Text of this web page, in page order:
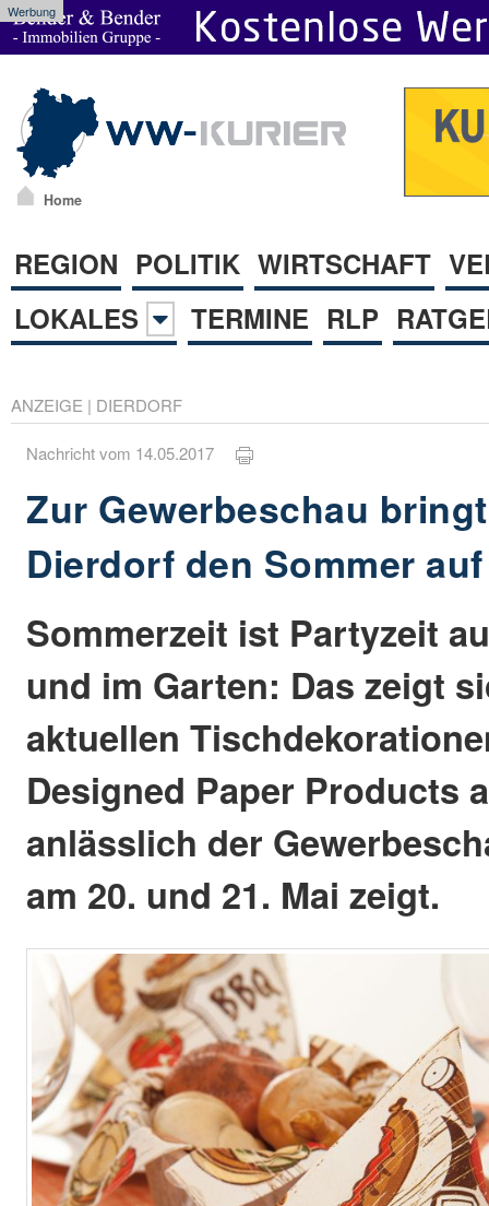
Werbung
Home
REGION POLITIK WIRTSCHAFT
LOKALES
TERMINE RLP
ANZEIGE | DIERDORF
Nachricht vom 14.05.2017
Zur Gewerbeschau
Dierdorf den Sommer
Sommerzeit ist Partyzeit
und im Garten: Das zeigt
aktuellen
Designed Paper Products
anlässlich der
am 20. und 21. Mai zeigt.